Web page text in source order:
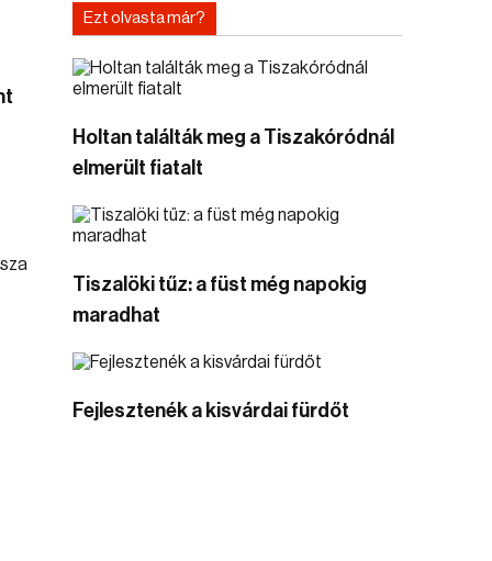
Ezt olvasta már?
Holtan találták meg a Tiszakóródnál
elmerült fiatalt
Tiszalöki tűz: a füst még napokig
maradhat
Fejlesztenék a kisvárdai fürdőt